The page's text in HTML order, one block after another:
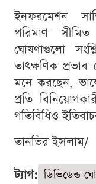
ইনফরমেশন
পরিমাণ
ঘোষণাগুলো
তাৎক্ষণিক প্রভাব
মনে করছেন,
প্রতি
গতিবিধিও
তানভির ইসলাম/
ট্যাগ: ডিভিডেন্ড